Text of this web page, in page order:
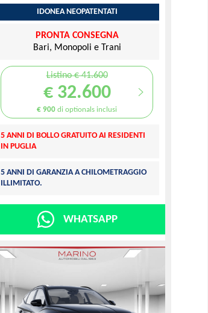
IDONEA NEOPATENTATI
PRONTA CONSEGNA
Bari, Monopoli e Trani
Listino € 41.600
€ 32.600
€ 900 di optionals inclusi
5 ANNI DI BOLLO GRATUITO AI RESIDENTI
IN PUGLIA
5 ANNI DI GARANZIA A CHILOMETRAGGIO
ILLIMITATO.
WHATSAPP